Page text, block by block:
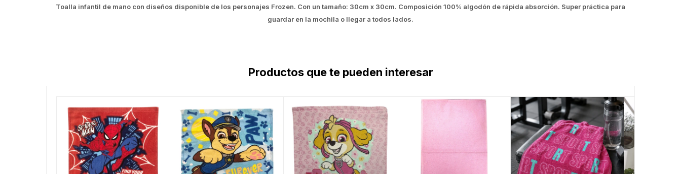
Toalla infantil de mano con diseños disponible de los personajes Frozen. Con un tamaño: 30cm x 30cm. Composición 100% algodón de rápida absorción. Super práctica para
guardar en la mochila o llegar a todos lados.
Productos que te pueden interesar